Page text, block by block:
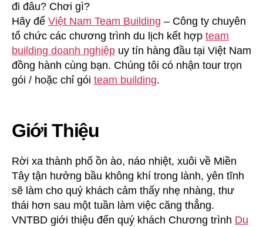
đi đâu? Chơi gì?
Hãy để Việt Nam Team Building – Công ty chuyên
tổ chức các chương trình du lịch kết hợp team
building doanh nghiệp uy tín hàng đầu tại Việt Nam
đồng hành cùng bạn. Chúng tôi có nhận tour trọn
gói / hoặc chỉ gói team building.
Giới Thiệu
Rời xa thành phố ồn ào, náo nhiệt, xuôi về Miền
Tây tận hưởng bầu không khí trong lành, yên tĩnh
sẽ làm cho quý khách cảm thấy nhẹ nhàng, thư
thái hơn sau một tuần làm việc căng thẳng.
VNTBD giới thiệu đến quý khách Chương trình Du